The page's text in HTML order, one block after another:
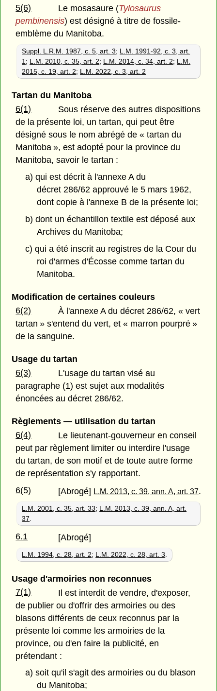
5(6)
Le mosasaure (Tylosaurus
pembinensis) est désigné à titre de fossile-
emblème du Manitoba.
Suppl. L.R.M. 1987, c. 5, art. 3; L.M. 1991-92, c. 3, art.
1 ; L.M. 2010, c. 35, art. 2; L.M. 2014, c. 34, art. 2; L.M.
2015, c. 19, art. 2; L.M. 2022, c. 3, art. 2
Tartan du Manitoba
6(1)
Sous réserve des autres dispositions
de la présente loi, un tartan, qui peut être
désigné sous le nom abrégé de « tartan du
Manitoba », est adopté pour la province du
Manitoba, savoir le tartan :
a) qui est décrit à l'annexe A du
décret 286/62 approuvé le 5 mars 1962,
dont copie à l'annexe B de la présente loi;
b) dont un échantillon textile est déposé aux
Archives du Manitoba;
c) qui a été inscrit au registres de la Cour du
roi d'armes d'Écosse comme tartan du
Manitoba.
Modification de certaines couleurs
6(2)
À l'annexe A du décret 286/62, « vert
tartan » s'entend du vert, et « marron pourpré »
de la sanguine.
Usage du tartan
6(3)
L'usage du tartan visé au
paragraphe (1) est sujet aux modalités
énoncées au décret 286/62.
Règlements — utilisation du tartan
6(4)
Le lieutenant-gouverneur en conseil
peut par règlement limiter ou interdire l'usage
du tartan, de son motif et de toute autre forme
de représentation s'y rapportant.
6(5)
[Abrogé] L.M. 2013, c. 39, ann. A, art. 37.
L.M. 2001, c. 35, art. 33; L.M. 2013, c. 39, ann. A, art.
37.
6.1 [Abrogé]
L.M. 1994, c. 28, art. 2; L.M. 2022, c. 28, art. 3.
Usage d'armoiries non reconnues
7(1)
Il est interdit de vendre, d'exposer,
de publier ou d'offrir des armoiries ou des
blasons différents de ceux reconnus par la
présente loi comme les armoiries de la
province, ou d'en faire la publicité, en
prétendant :
a) soit qu'il s'agit des armoiries ou du blason
du Manitoba;